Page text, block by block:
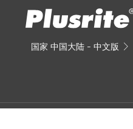
国家 中国大陆 - 中文版 